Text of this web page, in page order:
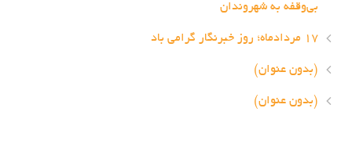
بی‌وقفه به شهروندان
۱۷ مردادماه؛ روز خبرنگار گرامی باد
(بدون عنوان)
(بدون عنوان)